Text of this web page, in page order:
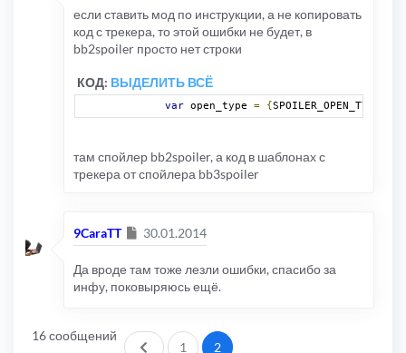
если ставить мод по инструкции, а не копировать
код с трекера, то этой ошибки не будет, в
bb2spoiler просто нет строки
КОД: ВЫДЕЛИТЬ ВСЁ
var open_type = {SPOILER_OPEN_TYPE
там спойлер bb2spoiler, а код в шаблонах с
трекера от спойлера bb3spoiler
9CaraTT Сообщение
30.01.2014
Да вроде там тоже лезли ошибки, спасибо за
инфу, поковыряюсь ещё.
16 сообщений
Пред.1 2